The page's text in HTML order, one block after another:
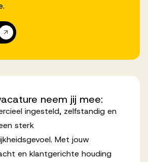
neem jij mee:
ingesteld, zelfstandig en
sterk
Met jouw
en klantgerichte houding